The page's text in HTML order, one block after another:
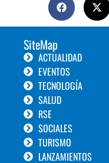
SiteMap
ACTUALIDAD
EVENTOS
TECNOLOGÍA
SALUD
RSE
SOCIALES
TURISMO
LANZAMIENTOS